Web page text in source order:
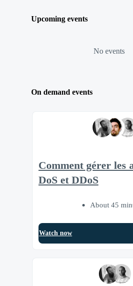
Upcoming events
No events
On demand events
Comment gérer les
DoS et DDoS
About 45
Watch now